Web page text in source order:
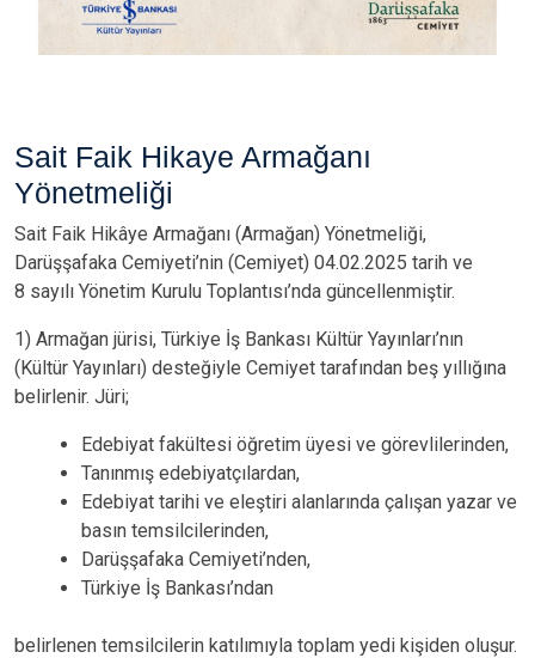
Sait Faik Hikaye Armağanı
Yönetmeliği
Sait Faik Hikâye Armağanı (Armağan) Yönetmeliği,
Darüşşafaka Cemiyeti’nin (Cemiyet) 04.02.2025 tarih ve
8 sayılı Yönetim Kurulu Toplantısı’nda güncellenmiştir.
1) Armağan jürisi, Türkiye İş Bankası Kültür Yayınları’nın
(Kültür Yayınları) desteğiyle Cemiyet tarafından beş yıllığına
belirlenir. Jüri;
Edebiyat fakültesi öğretim üyesi ve görevlilerinden,
Tanınmış edebiyatçılardan,
Edebiyat tarihi ve eleştiri alanlarında çalışan yazar ve
basın temsilcilerinden,
Darüşşafaka Cemiyeti’nden,
Türkiye İş Bankası’ndan
belirlenen temsilcilerin katılımıyla toplam yedi kişiden oluşur.